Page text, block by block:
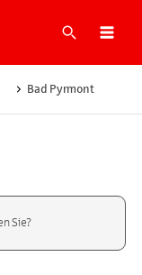
Suche
Bad Pyrmont